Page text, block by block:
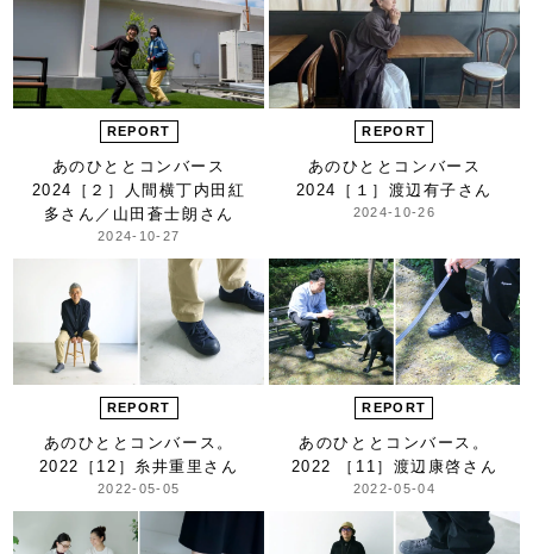
REPORT
あのひととコンバース
2024
［２］人間横丁 内田紅
多さん／山田蒼士朗さん
2024-10-27
REPORT
あのひととコンバース
2024
［１］渡辺有子さん
2024-10-26
REPORT
あのひととコンバース。
2022
［12］糸井重里さん
2022-05-05
REPORT
あのひととコンバース。
2022 ［11］渡辺康啓さん
2022-05-04